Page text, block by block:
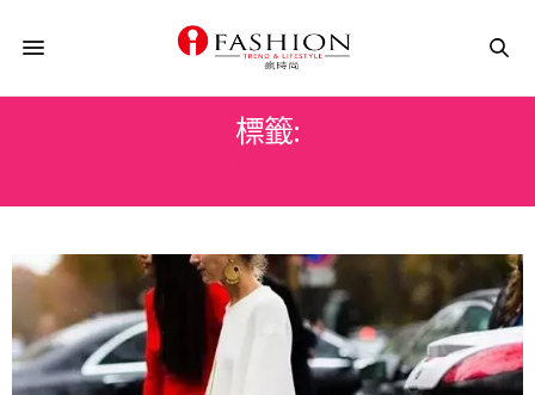
標籤: